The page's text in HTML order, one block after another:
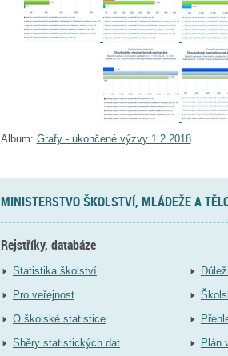
Album: Grafy - ukončené výzvy 1.2.2018
MINISTERSTVO ŠKOLSTVÍ, MLÁDEŽE A
Rejstříky, databáze
Statistika školství
Pro veřejnost
O školské statistice
Sběry statistických dat
Plán